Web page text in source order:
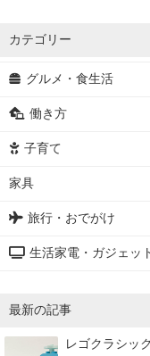
カテゴリー
グルメ・食生活
働き方
子育て
家具
旅行・おでがけ
生活家電・ガジェッ
最新の記事
レゴクラシッ